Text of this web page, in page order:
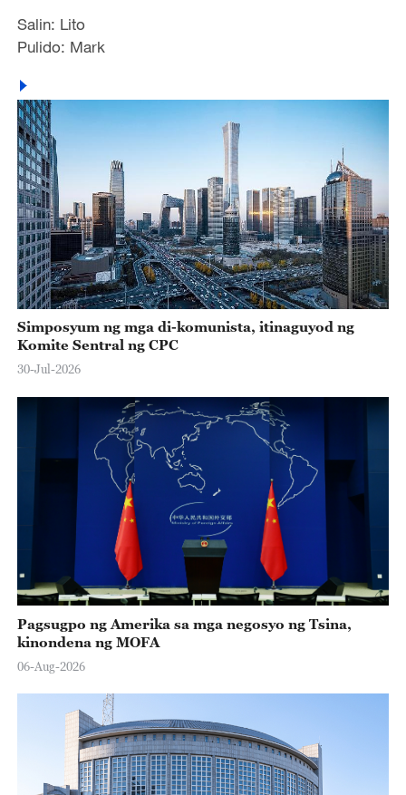
Salin: Lito
Pulido: Mark
Simposyum ng mga di-komunista, itinaguyod ng
Komite Sentral ng CPC
30-Jul-2026
Pagsugpo ng Amerika sa mga negosyo ng Tsina,
kinondena ng MOFA
06-Aug-2026